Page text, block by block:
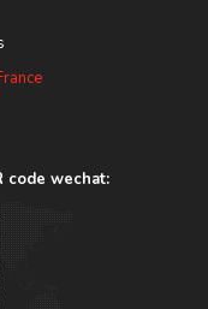
wechat: